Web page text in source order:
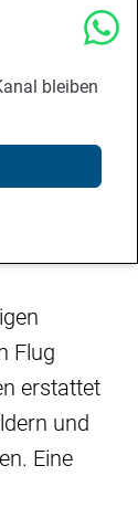
bleiben
Flug
erstattet
und
Eine